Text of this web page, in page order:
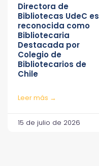
Directora de
Bibliotecas UdeC es
reconocida como
Bibliotecaria
Destacada por
Colegio de
Bibliotecarios de
Chile
Leer más →
15 de julio de 2026